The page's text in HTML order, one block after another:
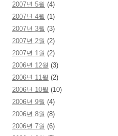
2007년 5월 (4)
2007년 4월 (1)
2007년 3월 (3)
2007년 2월 (2)
2007년 1월 (2)
2006년 12월 (3)
2006년 11월 (2)
2006년 10월 (10)
2006년 9월 (4)
2006년 8월 (8)
2006년 7월 (6)